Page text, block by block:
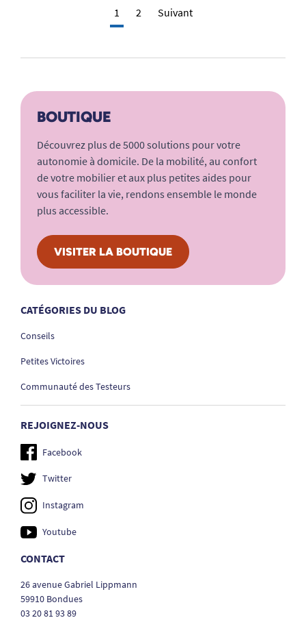
1 2 Suivant
BOUTIQUE
Découvrez plus de 5000 solutions pour votre
autonomie à domicile. De la mobilité, au confort
de votre mobilier et aux plus petites aides pour
vous faciliter la vie, rendons ensemble le monde
plus accessible.
VISITER LA BOUTIQUE
CATÉGORIES DU BLOG
Conseils
Petites Victoires
Communauté des Testeurs
REJOIGNEZ-NOUS
Facebook
Twitter
Instagram
Youtube
CONTACT
26 avenue Gabriel Lippmann
59910 Bondues
03 20 81 93 89